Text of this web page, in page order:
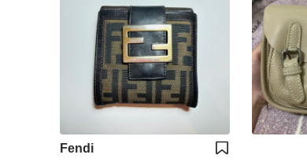
Fendi